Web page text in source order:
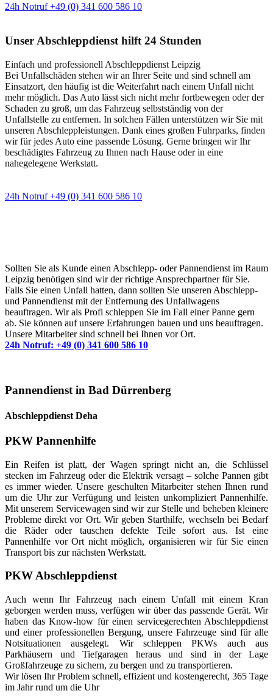
24h Notruf +49 (0) 341 600 586 10
Unser Abschleppdienst hilft 24 Stunden
Einfach und professionell Abschleppdienst Leipzig
Bei Unfallschäden stehen wir an Ihrer Seite und sind schnell am
Einsatzort, den häufig ist die Weiterfahrt nach einem Unfall nicht
mehr möglich. Das Auto lässt sich nicht mehr fortbewegen oder der
Schaden zu groß, um das Fahrzeug selbstständig von der
Unfallstelle zu entfernen. In solchen Fällen unterstützen wir Sie mit
unseren Abschleppleistungen. Dank eines großen Fuhrparks, finden
wir für jedes Auto eine passende Lösung. Gerne bringen wir Ihr
beschädigtes Fahrzeug zu Ihnen nach Hause oder in eine
nahegelegene Werkstatt.
24h Notruf +49 (0) 341 600 586 10
Sollten Sie als Kunde einen Abschlepp- oder Pannendienst im Raum
Leipzig benötigen sind wir der richtige Ansprechpartner für Sie.
Falls Sie einen Unfall hatten, dann sollten Sie unseren Abschlepp-
und Pannendienst mit der Entfernung des Unfallwagens
beauftragen. Wir als Profi schleppen Sie im Fall einer Panne gern
ab. Sie können auf unsere Erfahrungen bauen und uns beauftragen.
Unsere Mitarbeiter sind schnell bei Ihnen vor Ort.
24h Notruf: +49 (0) 341 600 586 10
Pannendienst in Bad Dürrenberg
Abschleppdienst Deha
PKW Pannenhilfe
Ein Reifen ist platt, der Wagen springt nicht an, die Schlüssel
stecken im Fahrzeug oder die Elektrik versagt – solche Pannen gibt
es immer wieder. Unsere geschulten Mitarbeiter stehen Ihnen rund
um die Uhr zur Verfügung und leisten unkompliziert Pannenhilfe.
Mit unserem Servicewagen sind wir zur Stelle und beheben kleinere
Probleme direkt vor Ort. Wir geben Starthilfe, wechseln bei Bedarf
die Räder oder tauschen defekte Teile sofort aus. Ist eine
Pannenhilfe vor Ort nicht möglich, organisieren wir für Sie einen
Transport bis zur nächsten Werkstatt.
PKW Abschleppdienst
Auch wenn Ihr Fahrzeug nach einem Unfall mit einem Kran
geborgen werden muss, verfügen wir über das passende Gerät. Wir
haben das Know-how für einen servicegerechten Abschleppdienst
und einer professionellen Bergung, unsere Fahrzeuge sind für alle
Notsituationen ausgelegt. Wir schleppen PKWs auch aus
Parkhäusern und Tiefgaragen heraus und sind in der Lage
Großfahrzeuge zu sichern, zu bergen und zu transportieren.
Wir lösen Ihr Problem schnell, effizient und kostengerecht, 365 Tage
im Jahr rund um die Uhr